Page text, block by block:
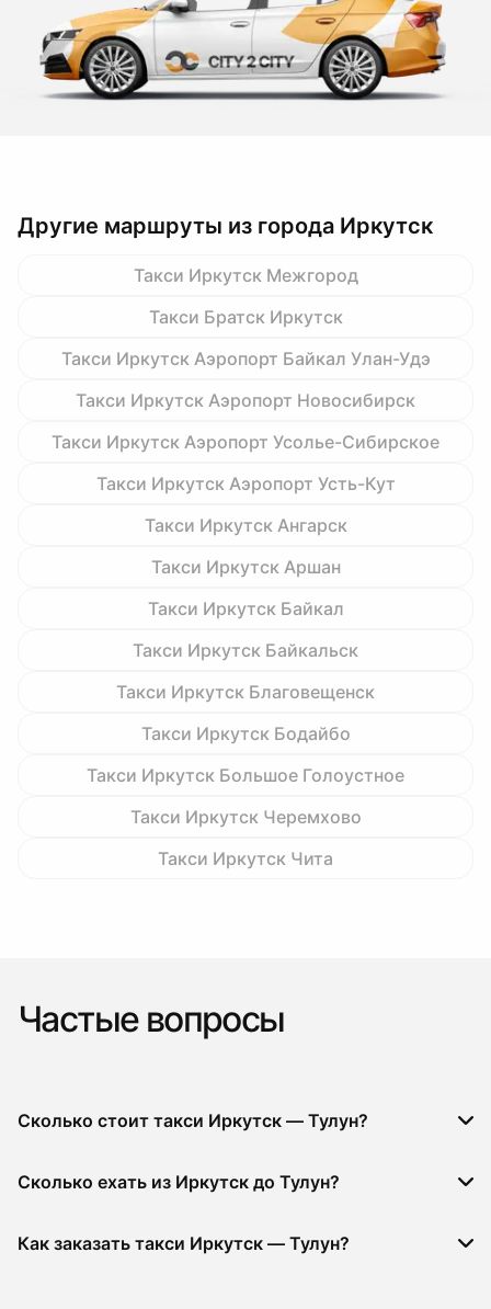
Другие маршруты из города Иркутск
Такси Иркутск Межгород
Такси Братск Иркутск
Такси Иркутск Аэропорт Байкал Улан-Удэ
Такси Иркутск Аэропорт Новосибирск
Такси Иркутск Аэропорт Усолье-Сибирское
Такси Иркутск Аэропорт Усть-Кут
Такси Иркутск Ангарск
Такси Иркутск Аршан
Такси Иркутск Байкал
Такси Иркутск Байкальск
Такси Иркутск Благовещенск
Такси Иркутск Бодайбо
Такси Иркутск Большое Голоустное
Такси Иркутск Черемхово
Такси Иркутск Чита
Частые вопросы
Сколько стоит такси Иркутск — Тулун?
Сколько ехать из Иркутск до Тулун?
Как заказать такси Иркутск — Тулун?